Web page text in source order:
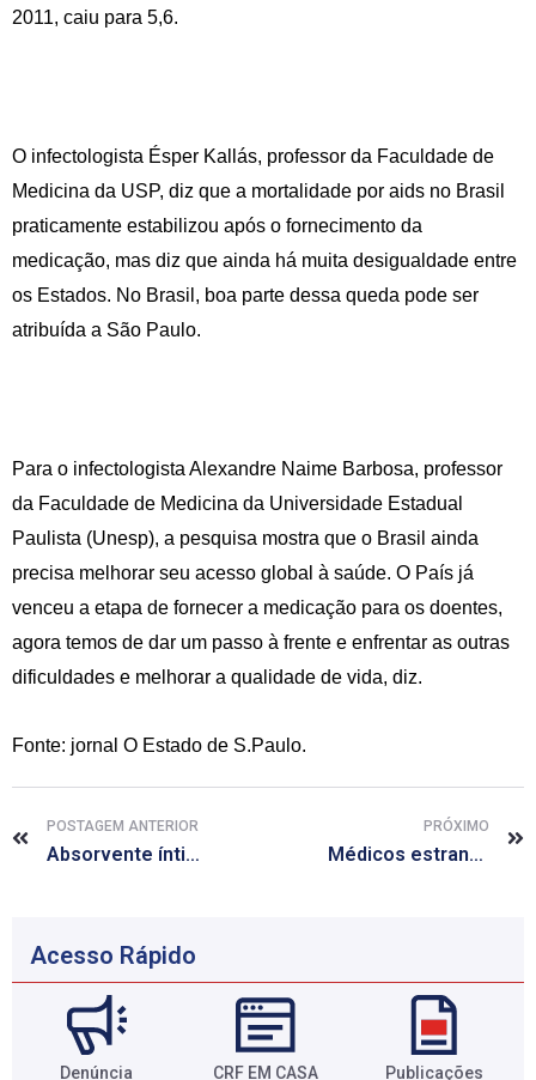
2011, caiu para 5,6.
O infectologista Ésper Kallás, professor da Faculdade de
Medicina da USP, diz que a mortalidade por aids no Brasil
praticamente estabilizou após o fornecimento da
medicação, mas diz que ainda há muita desigualdade entre
os Estados. No Brasil, boa parte dessa queda pode ser
atribuída a São Paulo.
Para o infectologista Alexandre Naime Barbosa, professor
da Faculdade de Medicina da Universidade Estadual
Paulista (Unesp), a pesquisa mostra que o Brasil ainda
precisa melhorar seu acesso global à saúde. O País já
venceu a etapa de fornecer a medicação para os doentes,
agora temos de dar um passo à frente e enfrentar as outras
dificuldades e melhorar a qualidade de vida, diz.
Fonte: jornal O Estado de S.Paulo.
POSTAGEM ANTERIOR
Absorvente íntimo que pode ser usado em relações sexuais chega ao Brasil
PRÓXIMO
Médicos estrangeiros chegam ao Brasil nesta sexta-feira (24)
Acesso Rápido
Denúncia CRF EM CASA Publicações